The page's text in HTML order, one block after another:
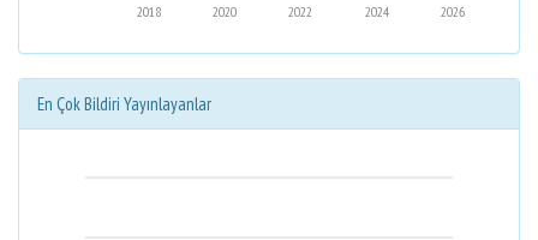
2026
2024
2022
2020
2018
En Çok Bildiri Yayınlayanlar